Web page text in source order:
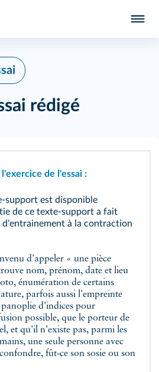
rédigé
de l'essai :
est disponible
de ce texte‑support a fait
d'entrainement à la contraction
nom, prénom, date et lieu
énumération de certains
parfois aussi l'empreinte
d'indices pour
possible, que le porteur de
et qu'il n'existe pas, parmi les
une seule personne avec
fût‑ce son sosie ou son